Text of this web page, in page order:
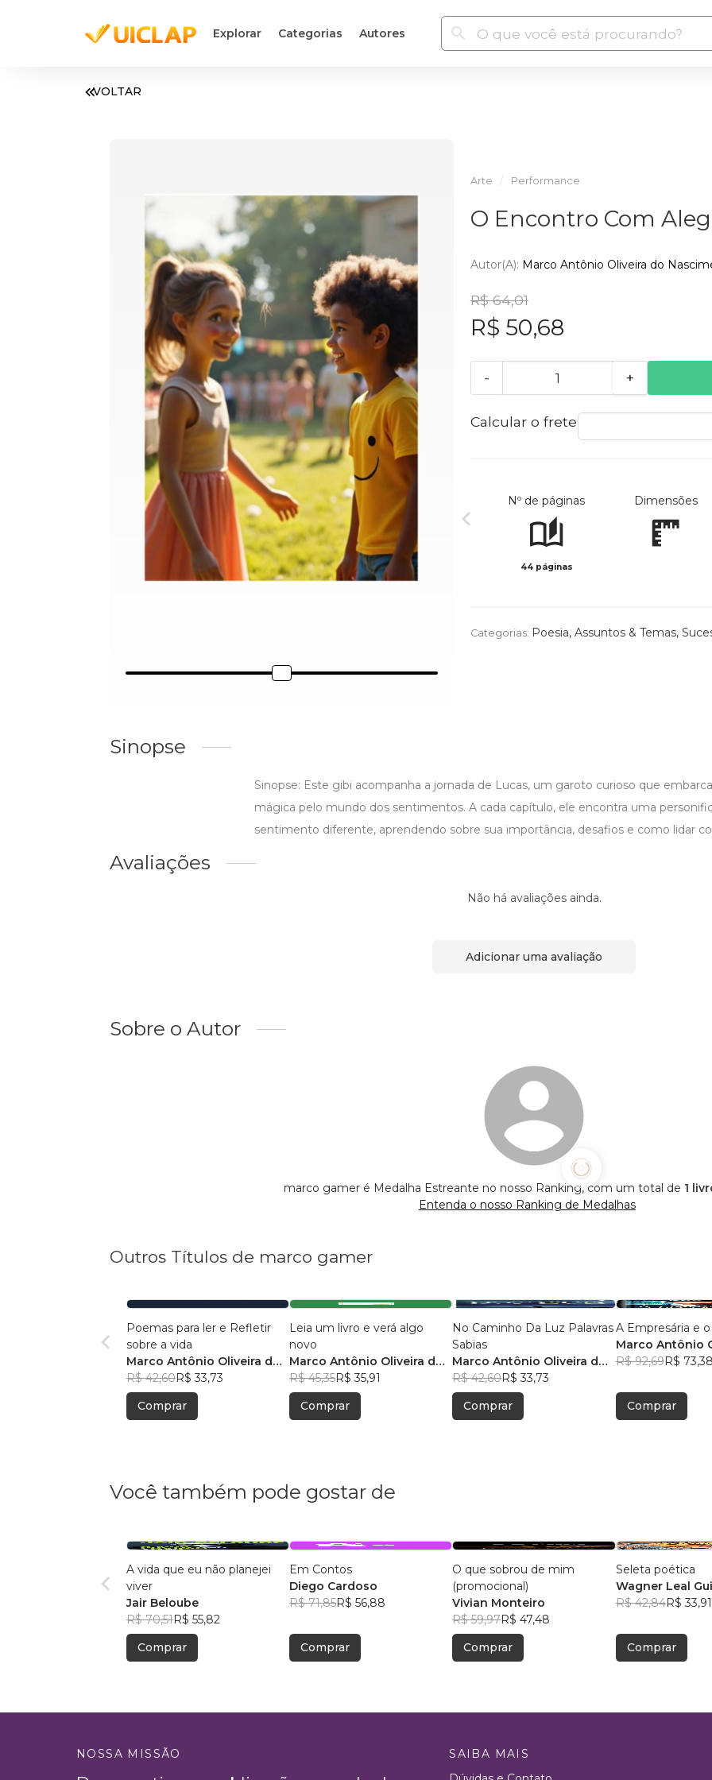
Explorar Categorias Autores
VOLTAR
Arte Performance
O Encontro Com
Autor(a): Marco Antônio Oliveira do
R$ 64,01
R$ 50,68
- +
Calcular o frete
Nº de páginas
44 páginas
Dimensões
Categorias: Poesia, Assuntos & Temas,
Sinopse
Sinopse: Este gibi acompanha a jornada de Lucas, um garoto curioso que
mágica pelo mundo dos sentimentos. A cada capítulo, ele encontra uma
sentimento diferente, aprendendo sobre sua importância, desafios e como lidar
Avaliações
Não há avaliações ainda.
Adicionar uma avaliação
Sobre o Autor
marco gamer é Medalha Estreante no nosso Ranking, com um total de 1
Entenda o nosso Ranking de Medalhas
Outros Títulos de marco gamer
Poemas para ler e Refletir
sobre a vida
Marco Antônio Oliveira do
Nascimento
R$ 42,60R$ 33,73
Comprar
Leia um livro e verá algo
novo
Marco Antônio Oliveira do
Nascimento
R$ 45,35R$ 35,91
Comprar
No Caminho Da Luz Palavras
Sabias
Marco Antônio Oliveira do
Nascimento
R$ 42,60R$ 33,73
Comprar
A Empresária e
Marco Antônio
Nascimento
R$ 92,69R$ 73,38
Comprar
Você também pode gostar de
A vida que eu não planejei
viver
Jair Beloube
R$ 70,51R$ 55,82
Comprar
Em Contos
Diego Cardoso
R$ 71,85R$ 56,88
Comprar
O que sobrou de mim
(promocional)
Vivian Monteiro
R$ 59,97R$ 47,48
Comprar
Seleta poética
Wagner Leal
R$ 42,84R$ 33,91
Comprar
NOSSA MISSÃO
SAIBA MAIS